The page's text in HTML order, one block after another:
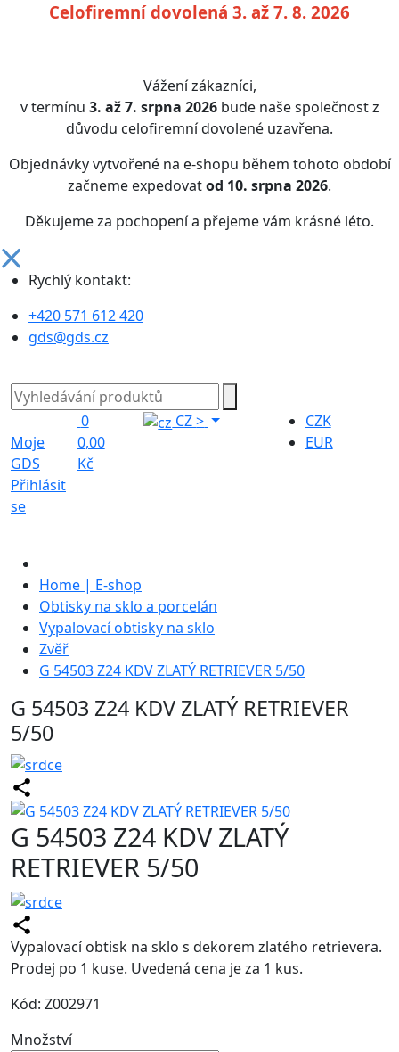
Celofiremní dovolená 3. až 7. 8. 2026
Vážení zákazníci,
v termínu 3. až 7. srpna 2026bude naše společnost z
důvodu celofiremní dovolené uzavřena.
Objednávky vytvořené na e-shopu během tohoto období
začneme expedovatod 10. srpna 2026.
Děkujeme za pochopení a přejeme vám krásné léto.
Rychlý kontakt:
+420 571 612 420
gds@gds.cz
Moje
GDS
Přihlásit
se
0
0,00
Kč
CZ>
CZK
EUR
Home | E-shop
Obtisky na sklo a porcelán
Vypalovací obtisky na sklo
Zvěř
G 54503 Z24 KDV ZLATÝ RETRIEVER 5/50
G 54503 Z24 KDV ZLATÝ RETRIEVER
5/50
G 54503 Z24 KDV ZLATÝ
RETRIEVER 5/50
Vypalovací obtisk na sklo s dekorem zlatého retrievera.
Prodej po 1 kuse. Uvedená cena je za 1 kus.
Kód: Z002971
Množství